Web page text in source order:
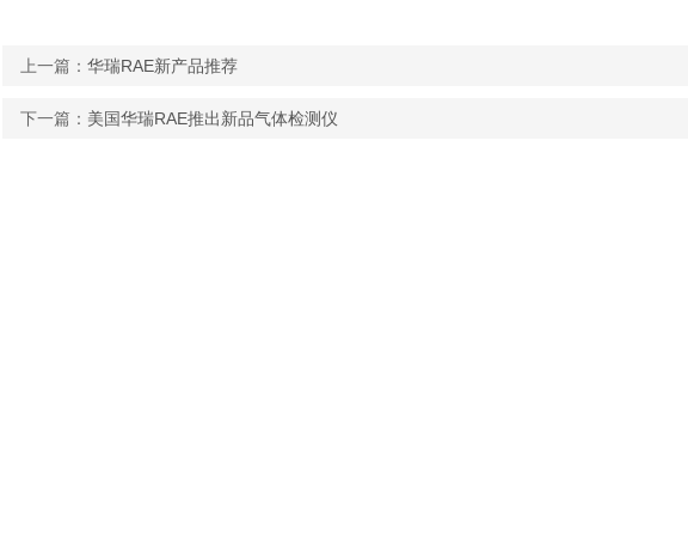
上一篇： 华瑞RAE新产品推荐
下一篇： 美国华瑞RAE推出新品气体检测仪